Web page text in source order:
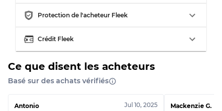
Qualité BPeu utilisé
Répartition pour ratios mixtes
Protection de l'acheteur Fleek
Crédit Fleek
Ce que disent les acheteurs
Basé sur des achats vérifiés
Antonio
Jul 10, 2025
Mackenzie G.